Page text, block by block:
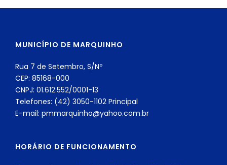
MUNICÍPIO DE MARQUINHO
Rua 7 de Setembro, S/Nº
CEP: 85168-000
CNPJ: 01.612.552/0001-13
Telefones: (42) 3050-1102 Principal
E-mail: pmmarquinho@yahoo.com.br
HORÁRIO DE FUNCIONAMENTO